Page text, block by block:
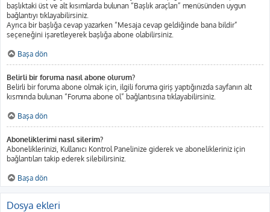
başlıktaki üst ve alt kısımlarda bulunan “Başlık araçları” menüsünden uygun
bağlantıyı tıklayabilirsiniz.
Ayrıca bir başlığa cevap yazarken “Mesaja cevap geldiğinde bana bildir”
seçeneğini işaretleyerek başlığa abone olabilirsiniz.
Başa dön
Belirli bir foruma nasıl abone olurum?
Belirli bir foruma abone olmak için, ilgili foruma giriş yaptığınızda sayfanın alt
kısmında bulunan “Foruma abone ol” bağlantısına tıklayabilirsiniz.
Başa dön
Aboneliklerimi nasıl silerim?
Aboneliklerinizi, Kullanıcı Kontrol Panelinize giderek ve abonelikleriniz için
bağlantıları takip ederek silebilirsiniz.
Başa dön
Dosya ekleri